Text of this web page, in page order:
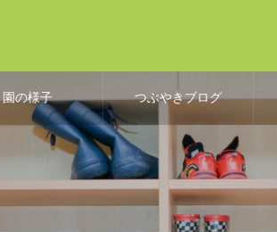
園の様子 つぶやきブログ